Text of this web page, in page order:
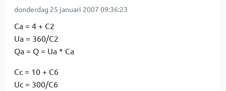
donderdag 25 januari 2007 09:36:23
Ca = 4 + C2
Ua = 360/C2
Qa = Q = Ua * Ca
Cc = 10 + C6
Uc = 300/C6